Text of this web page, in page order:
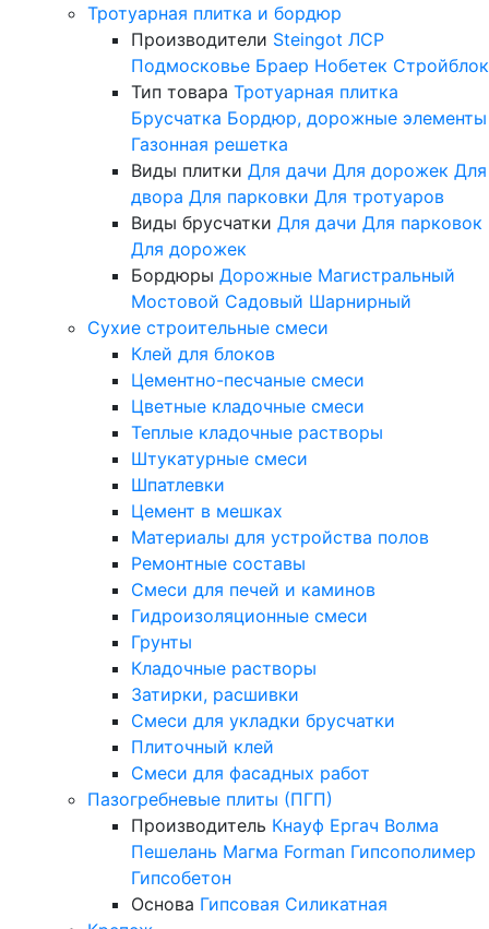
Тротуарная плитка и бордюр
Производители Steingot ЛСР
Подмосковье Браер Нобетек Стройблок
Тип товара Тротуарная плитка
Брусчатка Бордюр, дорожные элементы
Газонная решетка
Виды плитки Для дачи Для дорожек Для
двора Для парковки Для тротуаров
Виды брусчатки Для дачи Для парковок
Для дорожек
Бордюры Дорожные Магистральный
Мостовой Садовый Шарнирный
Сухие строительные смеси
Клей для блоков
Цементно-песчаные смеси
Цветные кладочные смеси
Теплые кладочные растворы
Штукатурные смеси
Шпатлевки
Цемент в мешках
Материалы для устройства полов
Ремонтные составы
Смеси для печей и каминов
Гидроизоляционные смеси
Грунты
Кладочные растворы
Затирки, расшивки
Смеси для укладки брусчатки
Плиточный клей
Смеси для фасадных работ
Пазогребневые плиты (ПГП)
Производитель Кнауф Ергач Волма
Пешелань Магма Forman Гипсополимер
Гипсобетон
Основа Гипсовая Силикатная